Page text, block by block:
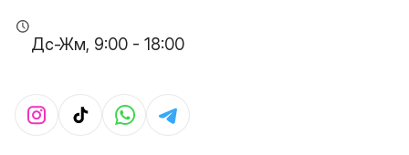
Дс-Жм, 9:00 - 18:00